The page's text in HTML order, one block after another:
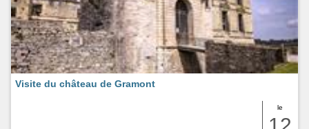
le
Visite du château de Gramont